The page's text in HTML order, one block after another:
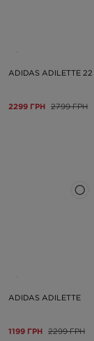
ADIDAS ADILETTE 22
2299 ГРН 2799 ГРН
ADIDAS ADILETTE
1199 ГРН 2299 ГРН